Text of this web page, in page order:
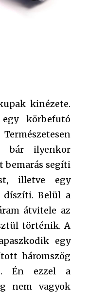
kinézete.
körbefutó
bár ilyenkor
bemarás segíti
illetve egy
Belül a
átvitele az
történik. A
egy
háromszög
Én ezzel a
nem vagyok